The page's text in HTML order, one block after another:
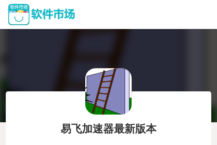
易飞加速器最新版本